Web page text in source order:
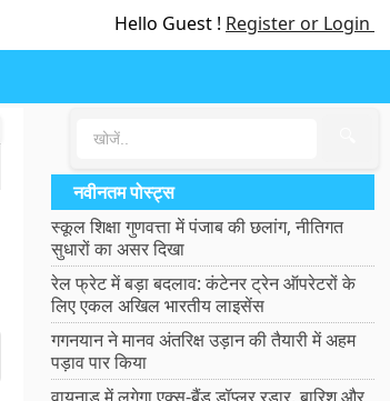
Hello Guest ! Register or Login
नवीनतम पोस्ट्स
स्कूल शिक्षा गुणवत्ता में पंजाब की छलांग, नीतिगत
सुधारों का असर दिखा
रेल फ्रेट में बड़ा बदलाव: कंटेनर ट्रेन ऑपरेटरों के
लिए एकल अखिल भारतीय लाइसेंस
गगनयान ने मानव अंतरिक्ष उड़ान की तैयारी में अहम
पड़ाव पार किया